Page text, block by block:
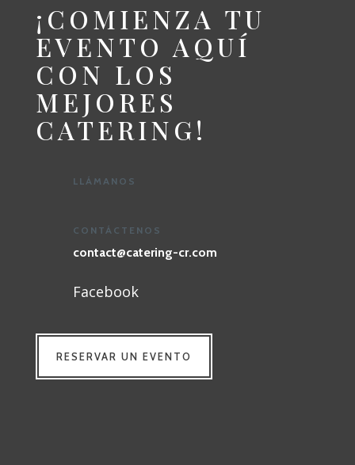
¡COMIENZA TU
EVENTO AQUÍ
CON LOS
MEJORES
CATERING!
LLÁMANOS
CONTÁCTENOS
contact@catering-cr.com
Facebook
RESERVAR UN EVENTO